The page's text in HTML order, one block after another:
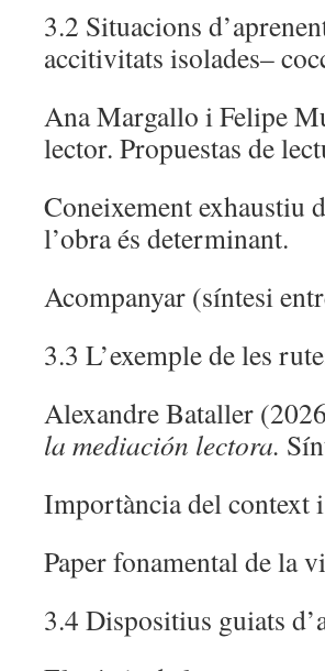
3.2 Situacions
accitivitats isolades–
Ana Margallo i Felipe
lector. Propuestas de
Coneixement exhaustiu
l’obra és determinant.
Acompanyar (síntesi
3.3 L’exemple de les
Alexandre Bataller
la mediación lectora.
Importància del context
Paper fonamental de la
3.4 Dispositius guiats